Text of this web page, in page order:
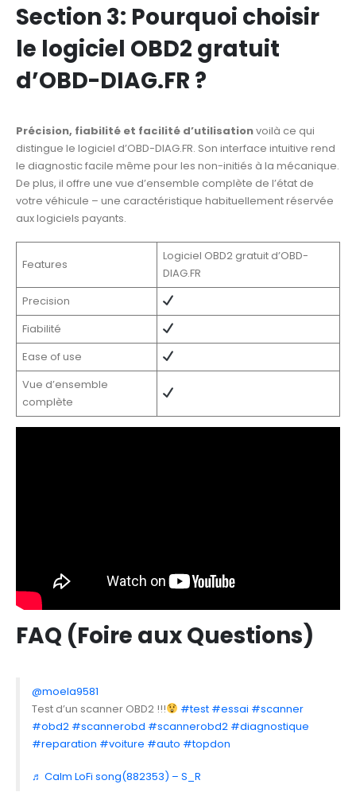
Section 3: Pourquoi choisir
le logiciel OBD2 gratuit
d’OBD-DIAG.FR ?
Précision, fiabilité et facilité d’utilisationvoilà ce qui
distingue le logiciel d’OBD-DIAG.FR. Son interface intuitive rend
le diagnostic facile même pour les non-initiés à la mécanique.
De plus, il offre une vue d’ensemble complète de l’état de
votre véhicule – une caractéristique habituellement réservée
aux logiciels payants.
Features
Logiciel OBD2 gratuit d’OBD-
DIAG.FR
Precision
Fiabilité
Ease of use
Vue d’ensemble
complète
FAQ (Foire aux Questions)
@moela9581
Test d’un scanner OBD2 !!!
#test #essai #scanner
#obd2 #scannerobd #scannerobd2 #diagnostique
#reparation #voiture #auto #topdon
♬ Calm LoFi song(882353) – S_R